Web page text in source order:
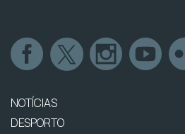
NOTÍCIAS
DESPORTO